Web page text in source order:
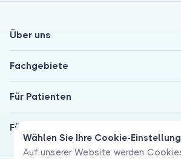
Wählen Sie Ihre Cookie-
Auf unserer Website werden
Über uns
Fachgebiete
Für Patienten
Für Ärzte